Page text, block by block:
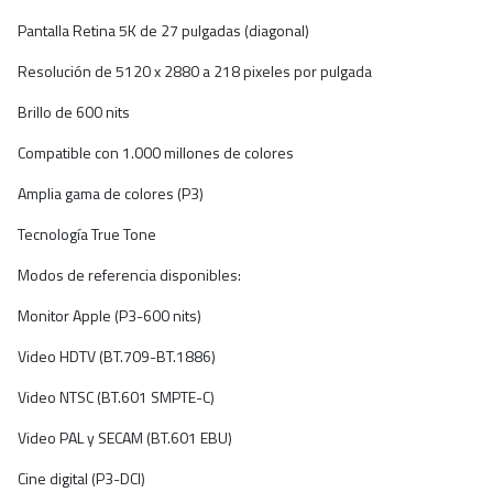
Pantalla Retina 5K de 27 pulgadas (diagonal)
Resolución de 5120 x 2880 a 218 pixeles por pulgada
Brillo de 600 nits
Compatible con 1.000 millones de colores
Amplia gama de colores (P3)
Tecnología True Tone
Modos de referencia disponibles:
Monitor Apple (P3-600 nits)
Video HDTV (BT.709-BT.1886)
Video NTSC (BT.601 SMPTE-C)
Video PAL y SECAM (BT.601 EBU)
Cine digital (P3-DCI)